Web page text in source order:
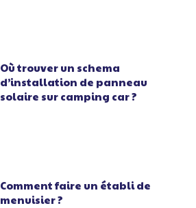
Où trouver un schema
d’installation de panneau
solaire sur camping car ?
Comment faire un établi de
menuisier ?